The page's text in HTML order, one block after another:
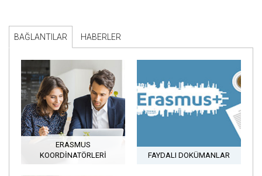
BAĞLANTILAR HABERLER
ERASMUS
KOORDINATÖRLERI
FAYDALI DOKÜMANLAR